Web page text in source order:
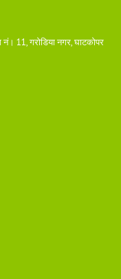
नं। 11, गरोडिया नगर, घाटकोपर